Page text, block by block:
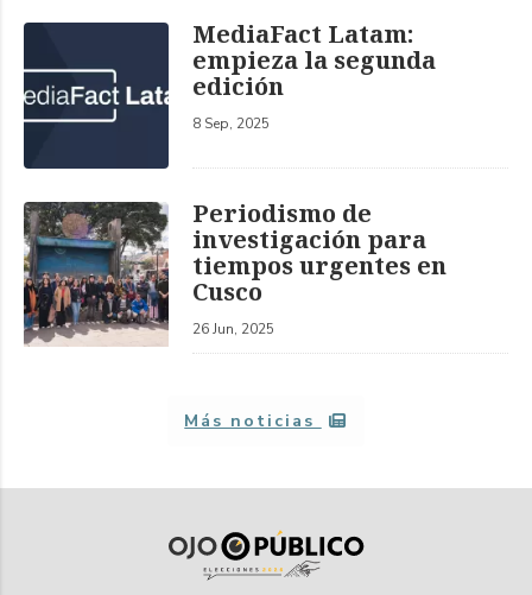
MediaFact Latam:
empieza la segunda
edición
8 Sep, 2025
Periodismo de
investigación para
tiempos urgentes en
Cusco
26 Jun, 2025
Más noticias